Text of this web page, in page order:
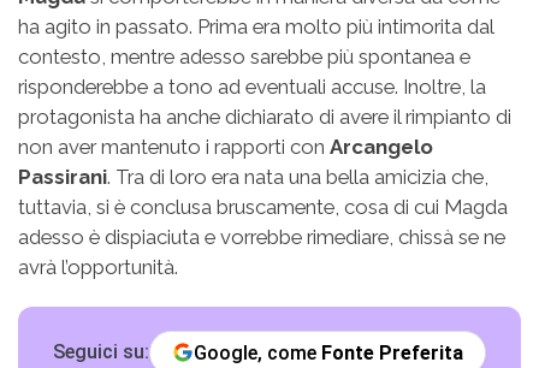
ha agito in passato. Prima era molto più intimorita dal
contesto, mentre adesso sarebbe più spontanea e
risponderebbe a tono ad eventuali accuse. Inoltre, la
protagonista ha anche dichiarato di avere il rimpianto di
non aver mantenuto i rapporti con Arcangelo
Passirani. Tra di loro era nata una bella amicizia che,
tuttavia, si è conclusa bruscamente, cosa di cui Magda
adesso è dispiaciuta e vorrebbe rimediare, chissà se ne
avrà l’opportunità.
Seguici su: Google, come Fonte Preferita